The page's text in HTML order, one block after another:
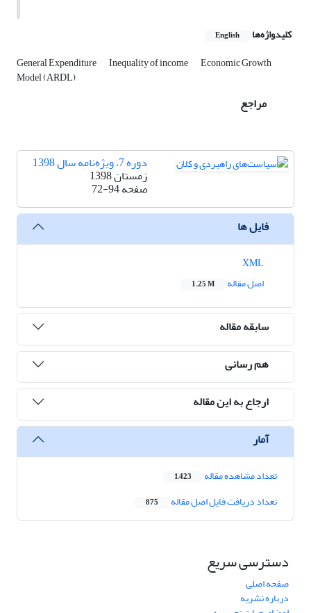
کلیدواژه‌ها English
General Expenditure Inequality of income Economic Growth
Model (ARDL)
مراجع
دوره 7، ویژه‌نامه سال 1398
زمستان 1398
صفحه72-94
فایل ها
اصل مقاله
1.25 M
سابقه مقاله
هم رسانی
ارجاع به این مقاله
آمار
تعداد مشاهده مقاله 1,423
تعداد دریافت فایل اصل مقاله 875
دسترسی سریع
صفحه اصلی
درباره نشریه